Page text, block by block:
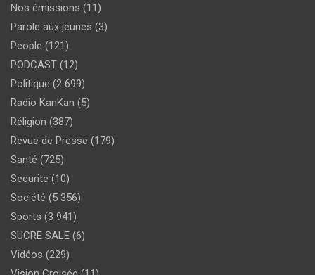
Nos émissions (11)
Parole aux jeunes (3)
People (121)
PODCAST (12)
Politique (2 699)
Radio KanKan (5)
Réligion (387)
Revue de Presse (179)
Santé (725)
Securite (10)
Société (5 356)
Sports (3 941)
SUCRE SALE (6)
Vidéos (229)